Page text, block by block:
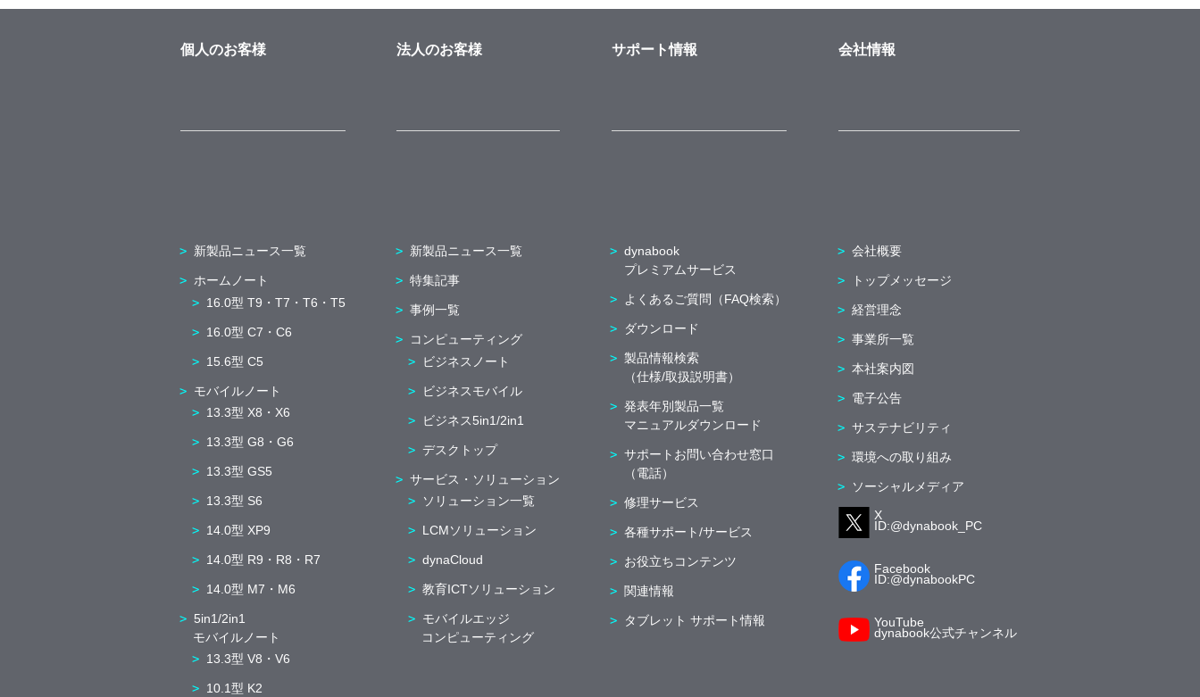
個人のお客様
新製品ニュース一覧
ホームノート
16.0型 T9・T7・T6・T5
16.0型 C7・C6
15.6型 C5
モバイルノート
13.3型 X8・X6
13.3型 G8・G6
13.3型 GS5
13.3型 S6
14.0型 XP9
14.0型 R9・R8・R7
14.0型 M7・M6
5in1/2in1
モバイルノート
13.3型 V8・V6
10.1型 K2
法人のお客様
新製品ニュース一覧
特集記事
事例一覧
コンピューティング
ビジネスノート
ビジネスモバイル
ビジネス5in1/2in1
デスクトップ
サービス・ソリューション
ソリューション一覧
LCMソリューション
dynaCloud
教育ICTソリューション
モバイルエッジ
コンピューティング
サポート情報
dynabook
プレミアムサービス
よくあるご質問（FAQ検索）
ダウンロード
製品情報検索
（仕様/取扱説明書）
発表年別製品一覧
マニュアルダウンロード
サポートお問い合わせ窓口
（電話）
修理サービス
各種サポート/サービス
お役立ちコンテンツ
関連情報
タブレット サポート情報
会社情報
会社概要
トップメッセージ
経営理念
事業所一覧
本社案内図
電子公告
サステナビリティ
環境への取り組み
ソーシャルメディア
X
ID:@dynabook_PC
Facebook
ID:@dynabookPC
YouTube
dynabook公式チャンネル